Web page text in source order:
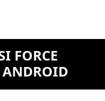
FORCE
ANDROID